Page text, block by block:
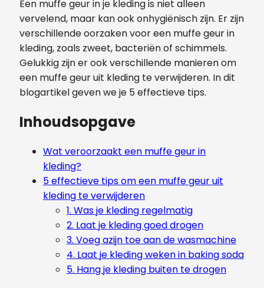
Een muffe geur in je kleding is niet alleen
vervelend, maar kan ook onhygiënisch zijn. Er zijn
verschillende oorzaken voor een muffe geur in
kleding, zoals zweet, bacteriën of schimmels.
Gelukkig zijn er ook verschillende manieren om
een muffe geur uit kleding te verwijderen. In dit
blogartikel geven we je 5 effectieve tips.
Inhoudsopgave
Wat veroorzaakt een muffe geur in
kleding?
5 effectieve tips om een muffe geur uit
kleding te verwijderen
1. Was je kleding regelmatig
2. Laat je kleding goed drogen
3. Voeg azijn toe aan de wasmachine
4. Laat je kleding weken in baking soda
5. Hang je kleding buiten te drogen